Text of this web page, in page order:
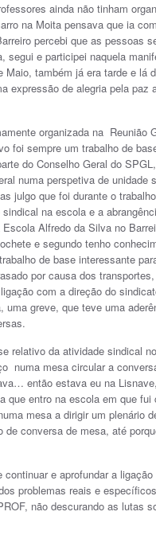
ainda não tinham
na Moita pensava que ia
percebi que as pessoas
segui e participei naquela
também já era tarde e lá
expressão de alegria pela paz
organizada na Reunião
foi sempre um trabalho de
do Conselho Geral do
numa perspetiva de
julgo que foi durante o
na escola e a
Alfredo da Silva no
e segundo tenho
de base interessante
por causa dos
com a direção do
uma greve, que teve uma
relativo da atividade sindical
numa mesa circular a
então estava eu na
que entro na escola em que
mesa a dirigir um plenário
conversa de mesa, até
e aprofundar a
problemas reais e
não descurando as lutas